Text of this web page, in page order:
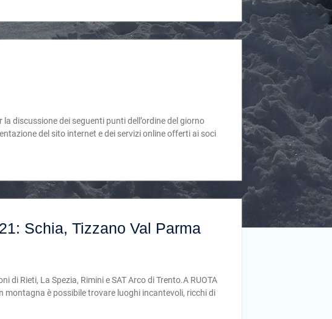
discussione dei seguenti punti dell’ordine del giorno
del sito internet e dei servizi online offerti ai soci
Schia, Tizzano Val Parma
di Rieti, La Spezia, Rimini e SAT Arco di Trento.A RUOTA
montagna è possibile trovare luoghi incantevoli, ricchi di